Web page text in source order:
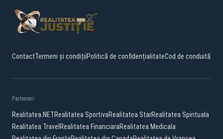
ContactTermeni și condițiiPolitică de confidențialitateCod de conduită
Parteneri:
Realitatea.NETRealitatea SportivaRealitatea StarRealitatea Spirituala
Realitatea Travel Realitatea FinanciaraRealitatea Medicala